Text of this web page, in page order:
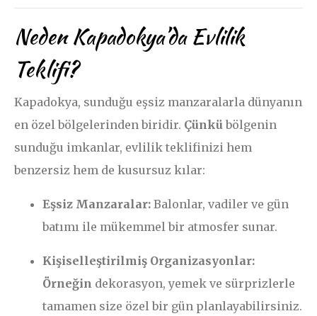
Neden Kapadokya’da Evlilik
Teklifi?
Kapadokya, sunduğu eşsiz manzaralarla dünyanın
en özel bölgelerinden biridir. Çünkübölgenin
sunduğu imkanlar, evlilik teklifinizi hem
benzersiz hem de kusursuz kılar:
Eşsiz Manzaralar: Balonlar, vadiler ve gün
batımı ile mükemmel bir atmosfer sunar.
Kişiselleştirilmiş Organizasyonlar:
Örneğin dekorasyon, yemek ve sürprizlerle
tamamen size özel bir gün planlayabilirsiniz.